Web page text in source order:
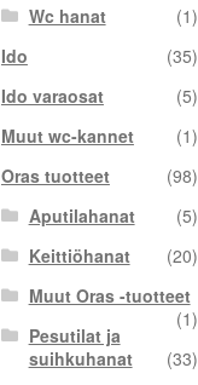
Wc hanat
(1)
Ido
(35)
Ido varaosat
(5)
Muut wc-kannet
(1)
Oras tuotteet
(98)
Aputilahanat
(5)
Keittiöhanat
(20)
Muut Oras -tuotteet
(1)
Pesutilat ja
suihkuhanat
(33)